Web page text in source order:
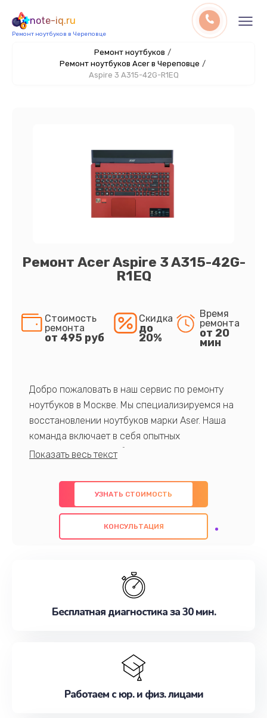
note-iq.ru
Ремонт ноутбуков в Череповце
Ремонт ноутбуков /
Ремонт ноутбуков Acer в Череповце /
Aspire 3 A315-42G-R1EQ
Ремонт Acer Aspire 3 A315-42G-
R1EQ
Стоимость
ремонта
от 495 руб
Скидка
до
20%
Время
ремонта
от 20
мин
Добро пожаловать в наш сервис по ремонту
ноутбуков в Москве. Мы специализируемся на
восстановлении ноутбуков марки Aser. Наша
команда включает в себя опытных
профессионалов с обширными знаниями и
предлагаем быстрый и качественный ремонт с
использованием оригинальных компонентов, а
также гарантируем качество всех
проведенных работ. Наша цель - предоставить
наилучшим образом. Не медлите записаться на
УЗНАТЬ СТОИМОСТЬ
КОНСУЛЬТАЦИЯ
Бесплатная диагностика за 30 мин.
Работаем с юр. и физ. лицами